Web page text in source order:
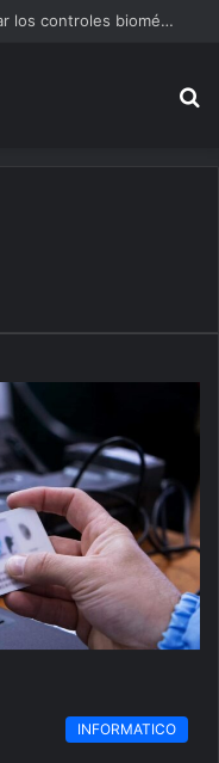
muestran cómo se pueden hackear los controles biométricos de bancos y fintech de América Latina
INFORMATICO